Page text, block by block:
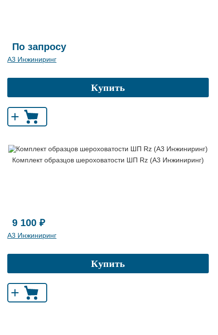
По запросу
А3 Инжиниринг
Купить
+
Комплект образцов шероховатости ШП Rz (А3 Инжиниринг)
9 100 ₽
А3 Инжиниринг
Купить
+